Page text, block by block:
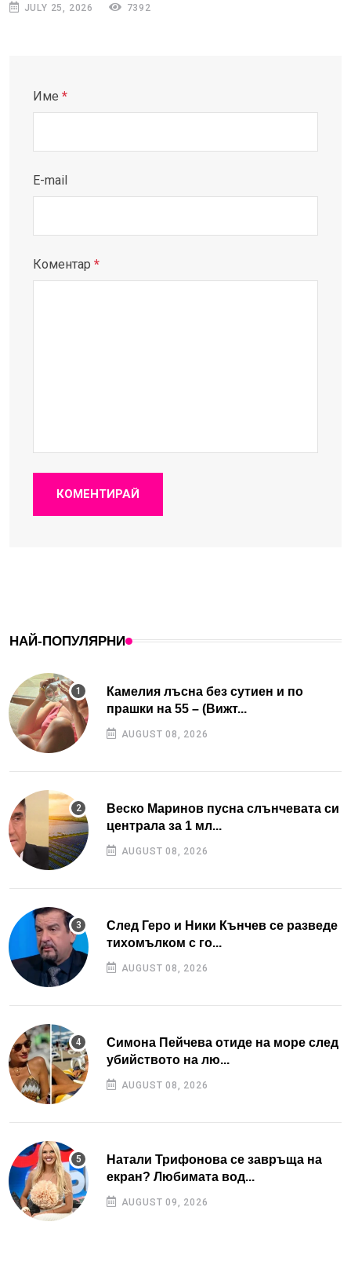
JULY 25, 2026 7392
Име *
E-mail
Коментар *
КОМЕНТИРАЙ
НАЙ-ПОПУЛЯРНИ
Камелия лъсна без сутиен и по
прашки на 55 – (Вижт...
AUGUST 08, 2026
Веско Маринов пусна слънчевата си
централа за 1 мл...
AUGUST 08, 2026
След Геро и Ники Кънчев се разведе
тихомълком с го...
AUGUST 08, 2026
Симона Пейчева отиде на море след
убийството на лю...
AUGUST 08, 2026
Натали Трифонова се завръща на
екран? Любимата вод...
AUGUST 09, 2026